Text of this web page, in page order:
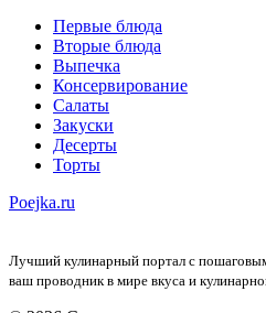
Первые блюда
Вторые блюда
Выпечка
Консервирование
Салаты
Закуски
Десерты
Торты
Poejka.ru
Лучший кулинарный портал с
ваш проводник в мире вкуса и